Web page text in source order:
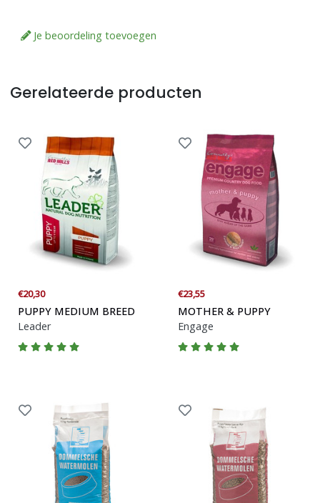
Je beoordeling toevoegen
Gerelateerde producten
€20,30
PUPPY MEDIUM BREED
Leader
€23,55
MOTHER & PUPPY
Engage